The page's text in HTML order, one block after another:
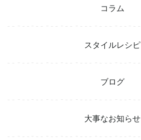
コラム
スタイルレシピ
ブログ
大事なお知らせ